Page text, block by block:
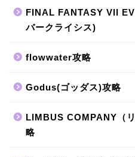
FINAL FANTASY VII
バークライシス)
flowwater攻略
Godus(ゴッダス)攻略
LIMBUS COMPANY（
略